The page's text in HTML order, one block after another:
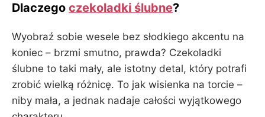
Dlaczego czekoladki ślubne?
Wyobraź sobie wesele bez słodkiego akcentu na
koniec – brzmi smutno, prawda? Czekoladki
ślubne to taki mały, ale istotny detal, który potrafi
zrobić wielką różnicę. To jak wisienka na torcie –
niby mała, a jednak nadaje całości wyjątkowego